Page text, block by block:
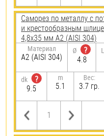
Саморез по металлу с
и крестообразным
4,8х35 мм А2 (AISI 304)
Материал
А2 (AISI 304)
Ø
?
4.8
L
dk
?
9.5
m
5.1
Вес:
3.7 гр.